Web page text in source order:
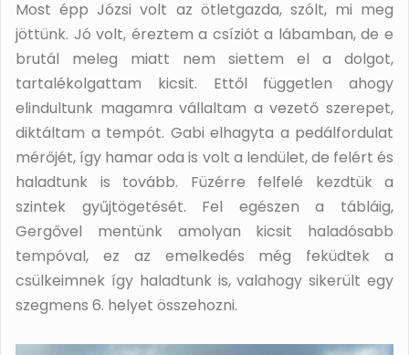
Most épp Józsi volt az ötletgazda, szólt, mi meg
jöttünk. Jó volt, éreztem a csíziót a lábamban, de e
brutál meleg miatt nem siettem el a dolgot,
tartalékolgattam kicsit. Ettől független ahogy
elindultunk magamra vállaltam a vezető szerepet,
diktáltam a tempót. Gabi elhagyta a pedálfordulat
mérőjét, így hamar oda is volt a lendület, de felért és
haladtunk is tovább. Füzérre felfelé kezdtük a
szintek gyűjtögetését. Fel egészen a tábláig,
Gergővel mentünk amolyan kicsit haladósabb
tempóval, ez az emelkedés még feküdtek a
csülkeimnek így haladtunk is, valahogy sikerült egy
szegmens 6. helyet összehozni.